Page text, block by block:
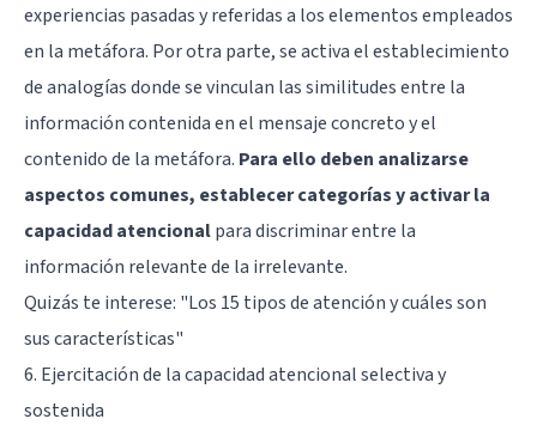
experiencias pasadas y referidas a los elementos empleados
en la metáfora. Por otra parte, se activa el establecimiento
de analogías donde se vinculan las similitudes entre la
información contenida en el mensaje concreto y el
contenido de la metáfora. Para ello deben analizarse
aspectos comunes, establecer categorías y activar la
capacidad atencionalpara discriminar entre la
información relevante de la irrelevante.
Quizás te interese: "Los 15 tipos de atención y cuáles son
sus características"
6. Ejercitación de la capacidad atencional selectiva y
sostenida